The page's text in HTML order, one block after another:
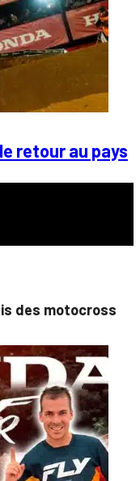
retour au pays
des motocross